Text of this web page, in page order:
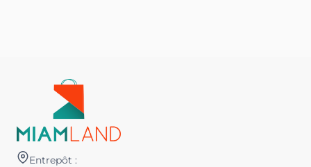
Entrepôt :